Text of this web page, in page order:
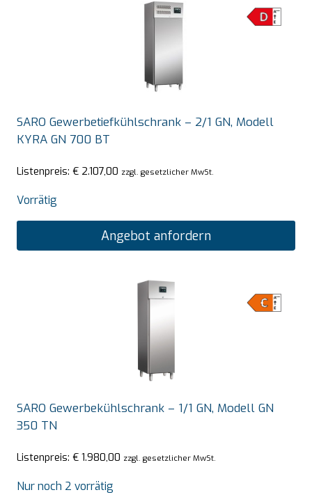
SARO Gewerbetiefkühlschrank – 2/1 GN, Modell
KYRA GN 700 BT
Listenpreis: € 2.107,00 zzgl. gesetzlicher MwSt.
Vorrätig
Angebot anfordern
SARO Gewerbekühlschrank – 1/1 GN, Modell GN
350 TN
Listenpreis: € 1.980,00 zzgl. gesetzlicher MwSt.
Nur noch 2 vorrätig